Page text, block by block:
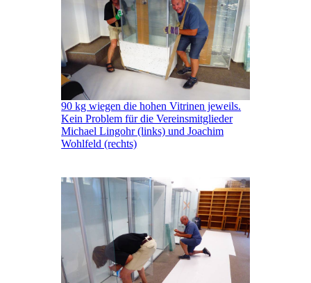
90 kg wiegen die hohen Vitrinen jeweils.
Kein Problem für die Vereinsmitglieder
Michael Lingohr (links) und Joachim
Wohlfeld (rechts)